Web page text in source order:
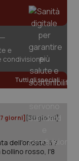
e
condivisione
Tutti gli speciali
giorni] [30 giorni]
dell'ondata: il 7
rosso, l'8